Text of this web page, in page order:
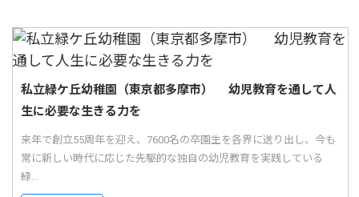
私立緑ケ丘幼稚園（東京都多摩市） 幼児教育を通して人
生に必要な生きる力を
来年で創立55周年を迎え、7600名の卒園生を各界に送り出し、今も
常に新しい時代に応じた先駆的な独自の幼児教育を実践している
緑...